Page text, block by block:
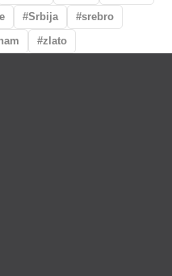
Srbija
srebro
zlato